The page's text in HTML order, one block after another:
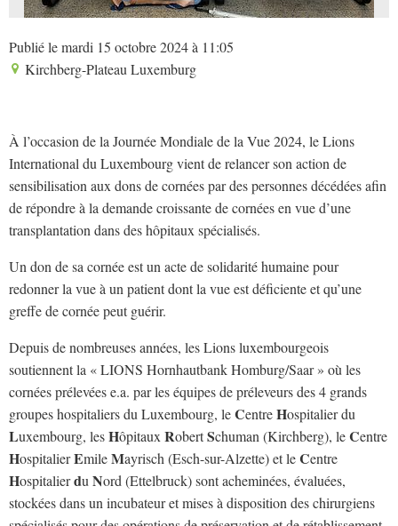
Publié le mardi 15 octobre 2024 à 11:05
Kirchberg-Plateau Luxemburg
À l’occasion de la Journée Mondiale de la Vue 2024, le Lions
International du Luxembourg vient de relancer son action de
sensibilisation aux dons de cornées par des personnes décédées afin
de répondre à la demande croissante de cornées en vue d’une
transplantation dans des hôpitaux spécialisés.
Un don de sa cornée est un acte de solidarité humaine pour
redonner la vue à un patient dont la vue est déficiente et qu’une
greffe de cornée peut guérir.
Depuis de nombreuses années, les Lions luxembourgeois
soutiennent la « LIONS Hornhautbank Homburg/Saar » où les
cornées prélevées e.a. par les équipes de préleveurs des 4 grands
groupes hospitaliers du Luxembourg, leCentreHospitalier du
Luxembourg, lesHôpitaux RobertSchuman (Kirchberg), leCentre
HospitalierEmileMayrisch (Esch-sur-Alzette) et leCentre
Hospitalierdu Nord (Ettelbruck) sont acheminées, évaluées,
stockées dans un incubateur et mises à disposition des chirurgiens